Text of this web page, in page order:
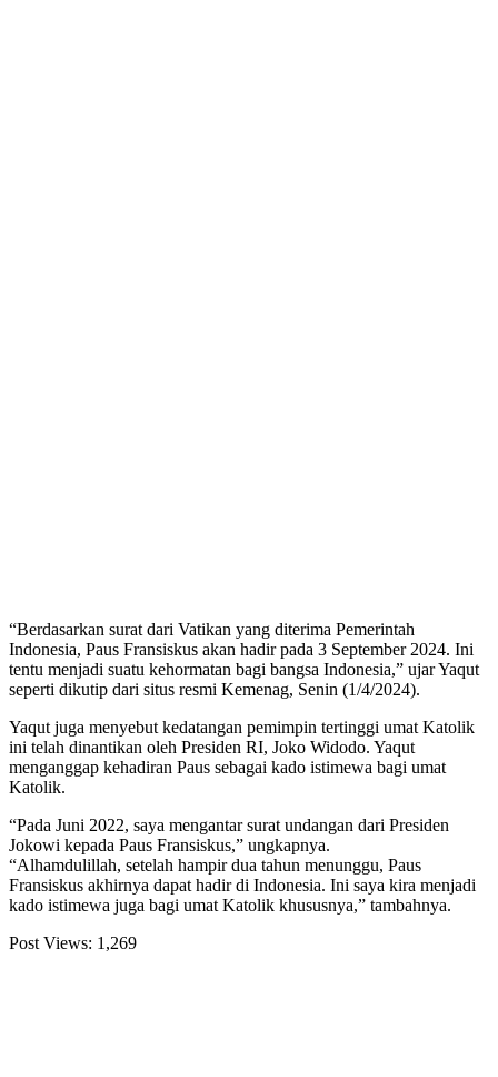
“Berdasarkan surat dari Vatikan yang diterima Pemerintah
Indonesia, Paus Fransiskus akan hadir pada 3 September 2024. Ini
tentu menjadi suatu kehormatan bagi bangsa Indonesia,” ujar Yaqut
seperti dikutip dari situs resmi Kemenag, Senin (1/4/2024).
Yaqut juga menyebut kedatangan pemimpin tertinggi umat Katolik
ini telah dinantikan oleh Presiden RI, Joko Widodo. Yaqut
menganggap kehadiran Paus sebagai kado istimewa bagi umat
Katolik.
“Pada Juni 2022, saya mengantar surat undangan dari Presiden
Jokowi kepada Paus Fransiskus,” ungkapnya.
“Alhamdulillah, setelah hampir dua tahun menunggu, Paus
Fransiskus akhirnya dapat hadir di Indonesia. Ini saya kira menjadi
kado istimewa juga bagi umat Katolik khususnya,” tambahnya.
Post Views: 1,269